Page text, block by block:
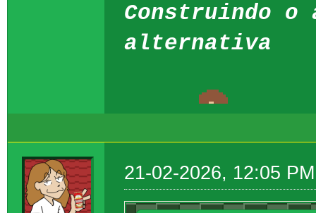
Construindo o
alternativa
21-02-2026, 12:05 PM